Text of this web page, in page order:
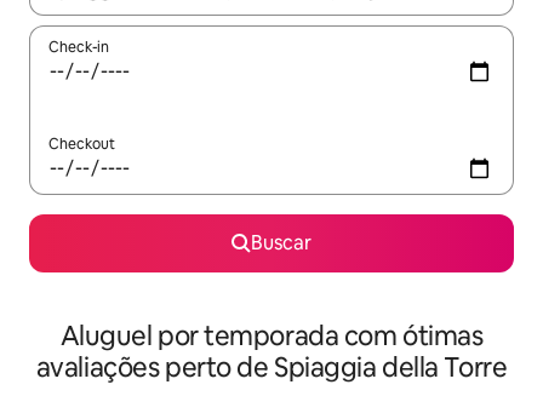
Check-in
Checkout
Buscar
Aluguel por temporada com ótimas
avaliações perto de Spiaggia della Torre